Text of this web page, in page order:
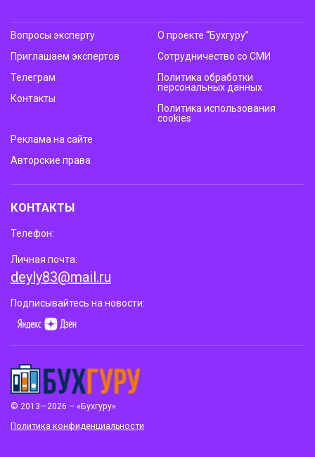
© 2013—2026 – «Бухгуру»
Политика конфиденциальности
Вопросы эксперту
Приглашаем экспертов
Телеграм
Контакты
О проекте “Бухгуру”
Сотрудничество со СМИ
Политика обработки
персональных данных
Политика использования
cookies
Реклама на сайте
Авторские права
КОНТАКТЫ
Телефон:
Личная почта:
deyly83@mail.ru
Подписывайтесь на новости: